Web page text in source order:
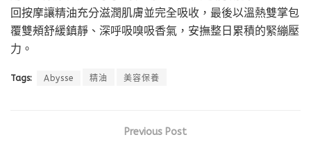
回按摩讓精油充分滋潤肌膚並完全吸收，最後以溫熱雙掌包
覆雙頰舒緩鎮靜、深呼吸嗅吸香氣，安撫整日累積的緊繃壓
力。
Tags: Abysse 精油 美容保養
Previous Post